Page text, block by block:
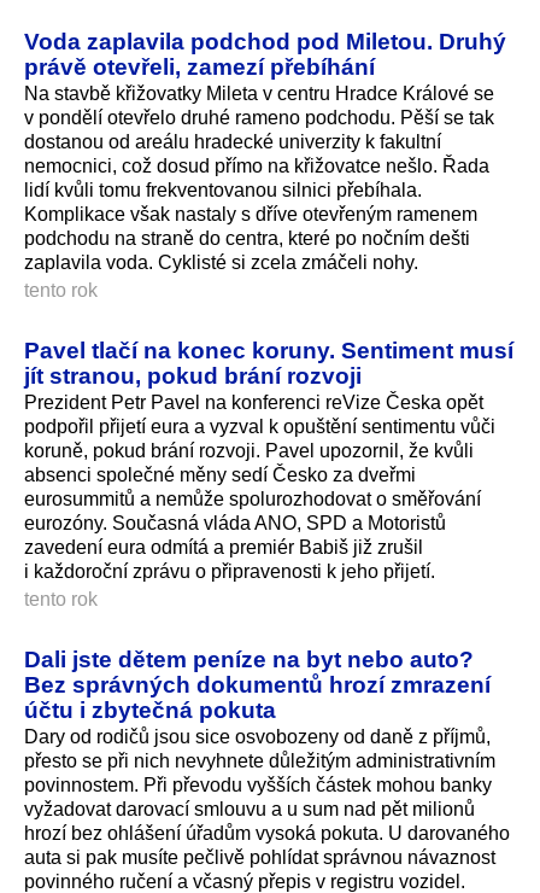
Voda zaplavila podchod pod Miletou. Druhý
právě otevřeli, zamezí přebíhání
Na stavbě křižovatky Mileta v centru Hradce Králové se
v pondělí otevřelo druhé rameno podchodu. Pěší se tak
dostanou od areálu hradecké univerzity k fakultní
nemocnici, což dosud přímo na křižovatce nešlo. Řada
lidí kvůli tomu frekventovanou silnici přebíhala.
Komplikace však nastaly s dříve otevřeným ramenem
podchodu na straně do centra, které po nočním dešti
zaplavila voda. Cyklisté si zcela zmáčeli nohy.
tento rok
Pavel tlačí na konec koruny. Sentiment musí
jít stranou, pokud brání rozvoji
Prezident Petr Pavel na konferenci reVize Česka opět
podpořil přijetí eura a vyzval k opuštění sentimentu vůči
koruně, pokud brání rozvoji. Pavel upozornil, že kvůli
absenci společné měny sedí Česko za dveřmi
eurosummitů a nemůže spolurozhodovat o směřování
eurozóny. Současná vláda ANO, SPD a Motoristů
zavedení eura odmítá a premiér Babiš již zrušil
i každoroční zprávu o připravenosti k jeho přijetí.
tento rok
Dali jste dětem peníze na byt nebo auto?
Bez správných dokumentů hrozí zmrazení
účtu i zbytečná pokuta
Dary od rodičů jsou sice osvobozeny od daně z příjmů,
přesto se při nich nevyhnete důležitým administrativním
povinnostem. Při převodu vyšších částek mohou banky
vyžadovat darovací smlouvu a u sum nad pět milionů
hrozí bez ohlášení úřadům vysoká pokuta. U darovaného
auta si pak musíte pečlivě pohlídat správnou návaznost
povinného ručení a včasný přepis v registru vozidel.